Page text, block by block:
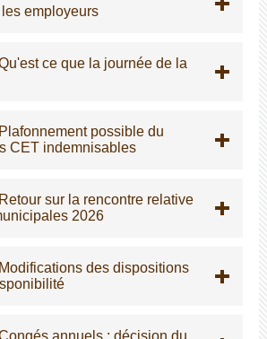
employeurs
ce que la journée de la
Plafonnement possible du
CET indemnisables
Retour sur la rencontre relative
2026
Modifications des dispositions
annuels : décision du